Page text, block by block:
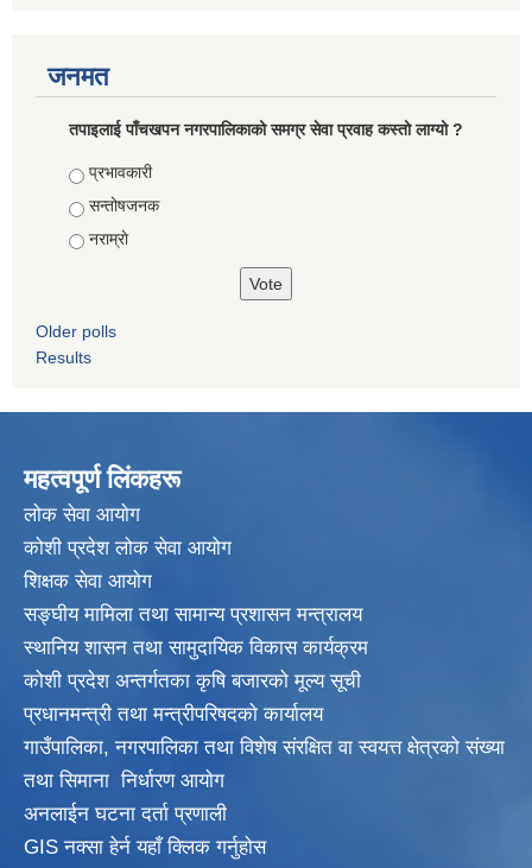
जनमत
तपाइलाई पाँचखपन नगरपालिकाको समग्र सेवा प्रवाह कस्तो लाग्यो ?
Choices
प्रभावकारी
सन्तोषजनक
नराम्राे
Older polls
Results
महत्वपूर्ण लिंकहरू
लाेक सेवा आयाेग
कोशी प्रदेश लोक सेवा आयोग
शिक्षक सेवा आयाेग
सङ्‍घीय मामिला तथा सामान्य प्रशासन मन्त्रालय
स्थानिय शासन तथा सामुदायिक विकास कार्यक्रम
कोशी प्रदेश अन्तर्गतका कृषि बजारको मूल्य सूची
प्रधानमन्त्री तथा मन्त्रीपरिषदकाे कार्यालय
गाउँपालिका, नगरपालिका तथा विशेष संरक्षित वा स्वयत्त क्षेत्रकाे संख्या
तथा सिमाना निर्धारण आयाेग
अनलाईन घटना दर्ता प्रणाली
GIS नक्सा हेर्न यहाँ क्लिक गर्नुहाेस